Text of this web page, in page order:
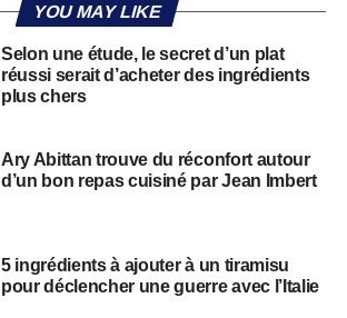
YOU MAY LIKE
Selon une étude, le secret d’un plat
réussi serait d’acheter des ingrédients
plus chers
Ary Abittan trouve du réconfort autour
d’un bon repas cuisiné par Jean Imbert
5 ingrédients à ajouter à un tiramisu
pour déclencher une guerre avec l’Italie